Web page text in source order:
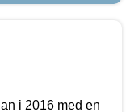
i 2016 med en